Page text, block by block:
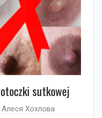
sutkowej
Алеся Хохлова